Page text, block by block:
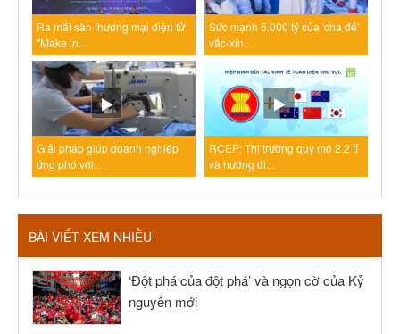
Ra mắt sàn thương mại điện tử
"Make in...
Sức mạnh 5.000 tỷ của 'cha đẻ'
vắc-xin...
Giải pháp giúp doanh nghiệp
ứng phó với...
RCEP: Thị trường quy mô 2,2 tỉ
và hướng đi...
BÀI VIẾT XEM NHIỀU
‘Đột phá của đột phá’ và ngọn cờ của Kỷ
nguyên mới